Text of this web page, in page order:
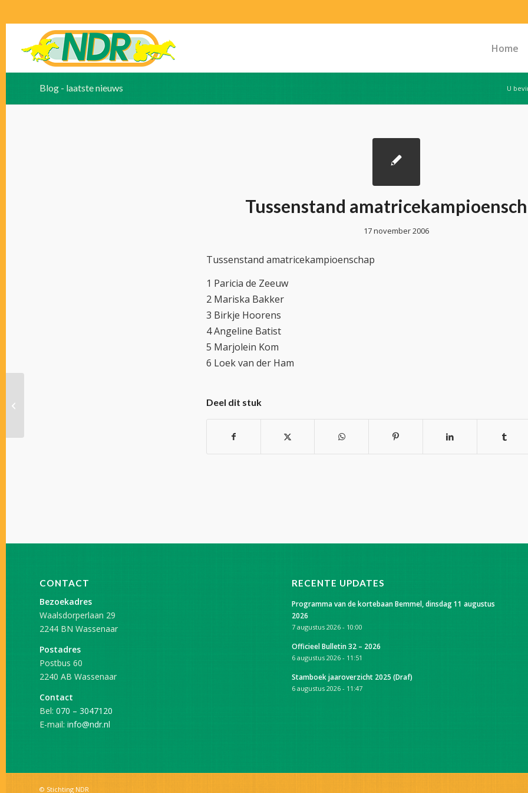
Home
Blog - laatste nieuws U
Tussenstand
17 november 2006
Tussenstand amatricekampioenschap
1 Paricia de Zeeuw
2 Mariska Bakker
3 Birkje Hoorens
4 Angeline Batist
5 Marjolein Kom
6 Loek van der Ham
Deel dit stuk
CONTACT
Bezoekadres
Waalsdorperlaan 29
2244 BN Wassenaar
Postadres
Postbus 60
2240 AB Wassenaar
Contact
Bel: 070 – 3047120
E-mail: info@ndr.nl
RECENTE UPDATES
Programma van de kortebaan Bemmel, dinsdag 11 augustus
2026
7 augustus 2026 - 10:00
Officieel Bulletin 32 – 2026
6 augustus 2026 - 11:51
Stamboek jaaroverzicht 2025 (Draf)
6 augustus 2026 - 11:47
© Stichting NDR